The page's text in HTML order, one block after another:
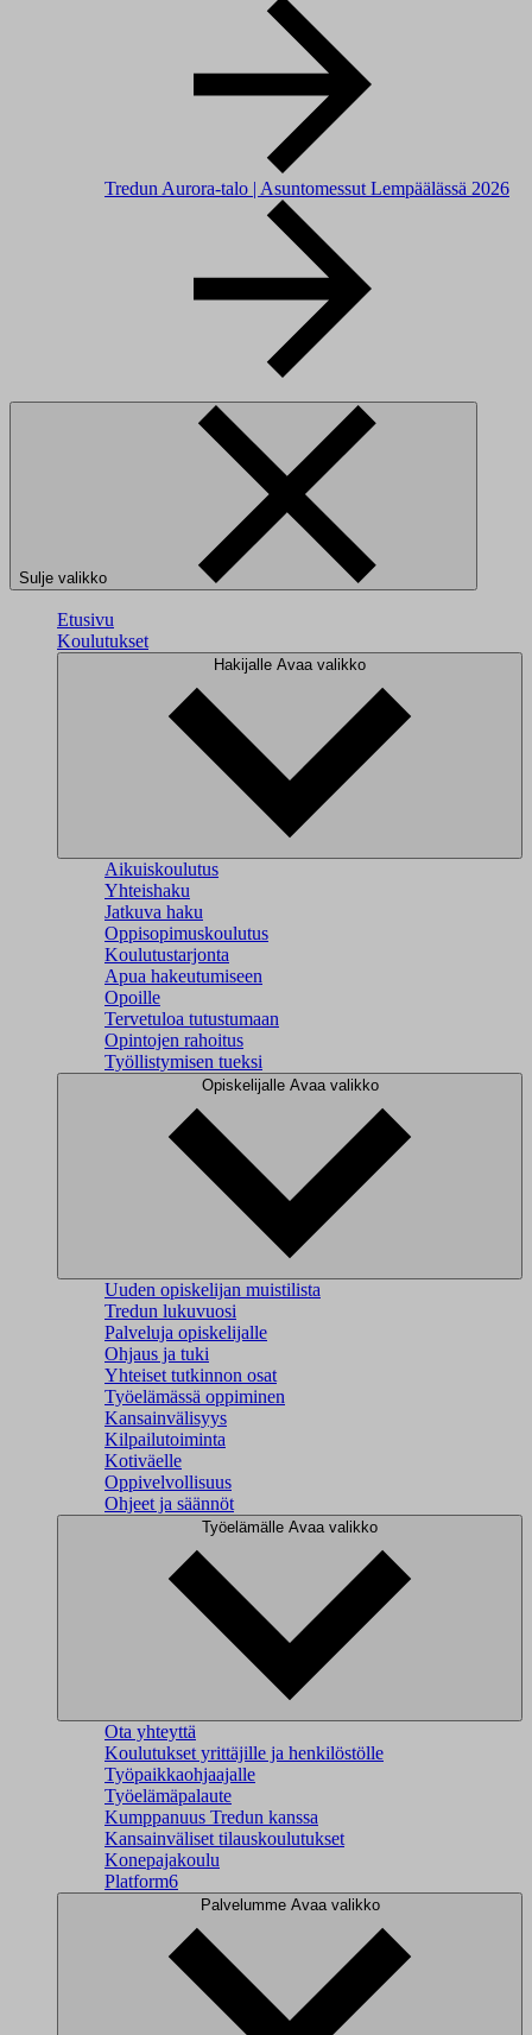
Tredun Aurora-talo | Asuntomessut Lempäälässä 2026
Sulje valikko
Etusivu
Koulutukset
Hakijalle Avaa valikko
Aikuiskoulutus
Yhteishaku
Jatkuva haku
Oppisopimuskoulutus
Koulutustarjonta
Apua hakeutumiseen
Opoille
Tervetuloa tutustumaan
Opintojen rahoitus
Työllistymisen tueksi
Opiskelijalle Avaa valikko
Uuden opiskelijan muistilista
Tredun lukuvuosi
Palveluja opiskelijalle
Ohjaus ja tuki
Yhteiset tutkinnon osat
Työelämässä oppiminen
Kansainvälisyys
Kilpailutoiminta
Kotiväelle
Oppivelvollisuus
Ohjeet ja säännöt
Työelämälle Avaa valikko
Ota yhteyttä
Koulutukset yrittäjille ja henkilöstölle
Työpaikkaohjaajalle
Työelämäpalaute
Kumppanuus Tredun kanssa
Kansainväliset tilauskoulutukset
Konepajakoulu
Platform6
Palvelumme Avaa valikko